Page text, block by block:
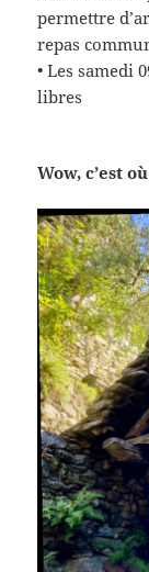
permettre
repas
• Les samedi
libres
Wow, c’est